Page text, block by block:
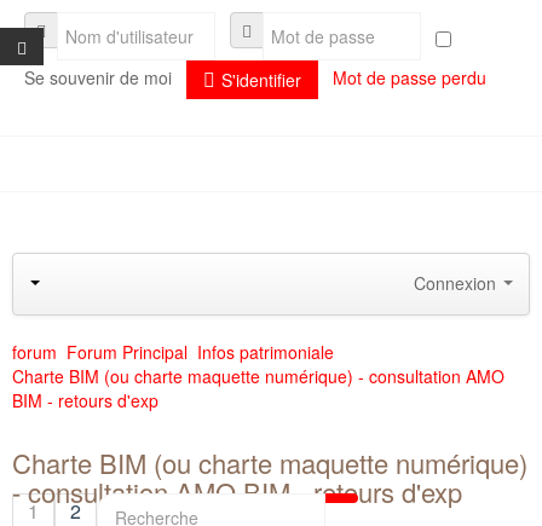
Se souvenir de moi S'identifier Mot de passe perdu
Connexion
forum Forum Principal Infos patrimoniale
Charte BIM (ou charte maquette numérique) - consultation AMO
BIM - retours d'exp
Charte BIM (ou charte maquette numérique)
- consultation AMO BIM - retours d'exp
1 2
L'association et son fonctionnement
Adhérer à l'association Artiès
Séminaires
Archives documentaires
Historique
Documentation
Plaquette de présentation
Aide
Public : vos questions les plus fréquentes
Adhérents : vos questions les plus fréquentes
Liens utiles
Activités immobilières
Enseignement supérieur
Contacts